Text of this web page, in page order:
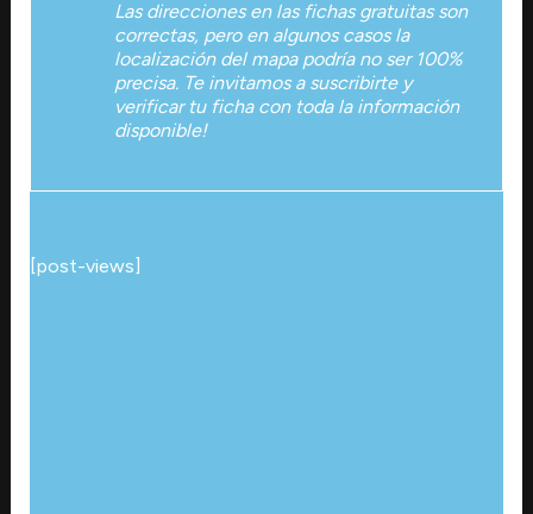
Las direcciones en las fichas gratuitas son
correctas, pero en algunos casos la
localización del mapa podría no ser 100%
precisa. Te invitamos a suscribirte y
verificar tu ficha con toda la información
disponible!
[post-views]